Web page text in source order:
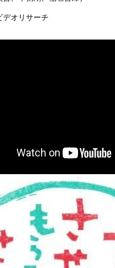
オリサーチ